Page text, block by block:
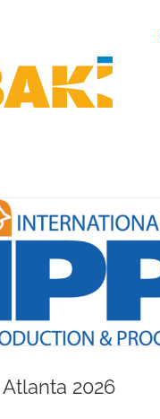
Atlanta 2026